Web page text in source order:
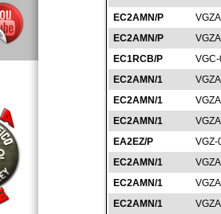
EC2AMN/P
EC2AMN/P
EC1RCB/P
EC2AMN/1
EC2AMN/1
EC2AMN/1
EA2EZ/P
VGZ-
EC2AMN/1
EC2AMN/1
EC2AMN/1